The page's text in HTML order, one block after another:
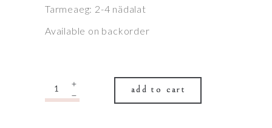
Tarmeaeg: 2-4 nädalat
Available on backorder
Quantity add to cart